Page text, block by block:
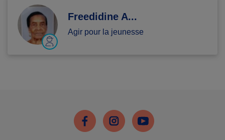
Freedidine A...
Agir pour la jeunesse
FacebookInstagramYoutube